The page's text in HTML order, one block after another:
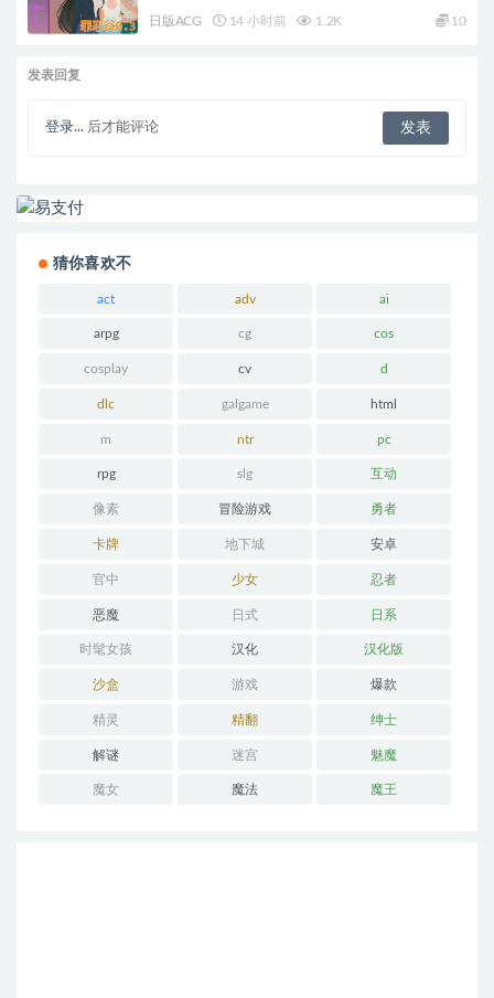
日版ACG 14 小时前 1.2K 10
发表回复
登录... 后才能评论
猜你喜欢不
act adv ai
arpg cg cos
cosplay cv d
dlc galgame html
m ntr pc
rpg slg 互动
像素 冒险游戏 勇者
卡牌 地下城 安卓
官中 少女 忍者
恶魔 日式 日系
时髦女孩 汉化 汉化版
沙盒 游戏 爆款
精灵 精翻 绅士
解谜 迷宫 魅魔
魔女 魔法 魔王